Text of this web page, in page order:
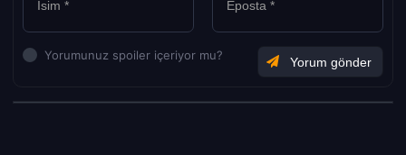
Yorumunuz spoiler içeriyor mu?